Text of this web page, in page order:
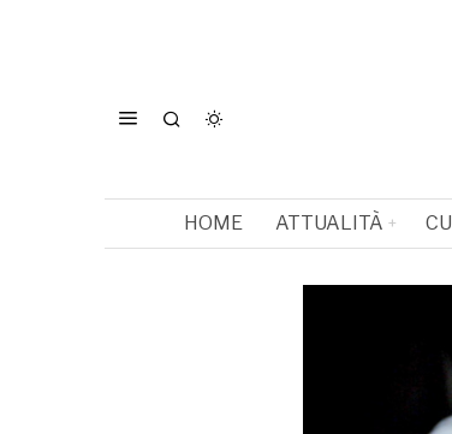
HOME ATTUALITÀ